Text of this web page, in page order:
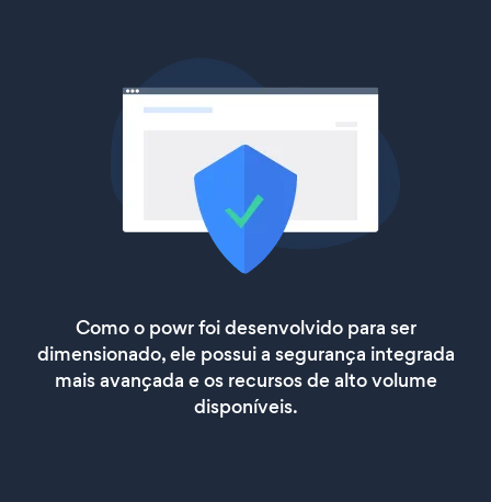
Como o powr foi desenvolvido para ser
dimensionado, ele possui a segurança integrada
mais avançada e os recursos de alto volume
disponíveis.